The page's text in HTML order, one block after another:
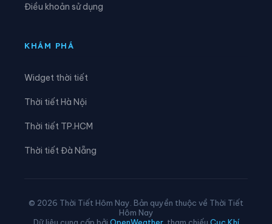
Xã Nam Cường
Xã Phụ Dực
Điều khoản sử dụng
KHÁM PHÁ
Widget thời tiết
Thời tiết Hà Nội
Thời tiết TP.HCM
Thời tiết Đà Nẵng
© 2026 Thời Tiết Hôm Nay. Bản quyền thuộc về Thời Tiết
Hôm Nay